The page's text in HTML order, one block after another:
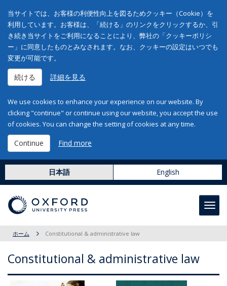
当サイトでは、お客様の利便性向上を図るためクッキー（Cookie）を
利用しています。お客様は、「続ける」のリンクをクリックするか、引
き続き当サイトをご利用になることにより、弊社の「クッキーポリシ
ー」に同意したものとみなされます。なお、クッキーの設定はいつでも
変更が可能です。
続ける 詳細を見る
We use cookies to enhance your experience on our website. By
clicking "continue" or continue using our website, you accept the use
of cookies. You can change the setting of cookies at any time.
Continue Find more
日本語 English
ホーム Constitutional & administrative law
Constitutional & administrative law